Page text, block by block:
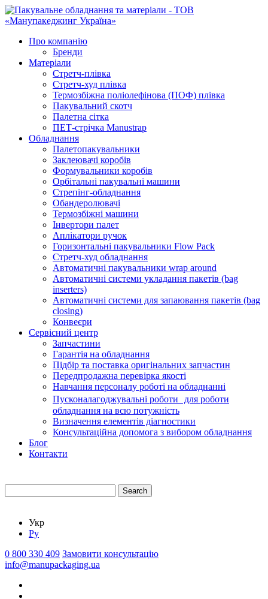
Про компанію
Бренди
Матеріали
Стретч-плівка
Стретч-худ плівка
Термозбіжна поліолефінова (ПОФ) плівка
Пакувальний скотч
Палетна сітка
ПЕТ-стрічка Manustrap
Обладнання
Палетопакувальники
Заклеювачі коробів
Формувальники коробів
Орбітальні пакувальні машини
Стрепінг-обладнання
Обандеролювачі
Термозбіжні машини
Інвертори палет
Аплікатори ручок
Горизонтальні пакувальники Flow Pack
Стретч-худ обладнання
Автоматичні пакувальники wrap around
Автоматичні системи укладання пакетів (bag
inserters)
Автоматичні системи для запаювання пакетів (bag
closing)
Конвеєри
Сервісний центр
Запчастини
Гарантія на обладнання
Підбір та поставка оригінальних запчастин
Передпродажна перевірка якості
Навчання персоналу роботі на обладнанні
Пусконалагоджувальні роботи для роботи
обладнання на всю потужність
Визначення елементів діагностики
Консультаційна допомога з вибором обладнання
Блог
Контакти
Search
Укр
Ру
0 800 330 409 Замовити консультацію
info@manupackaging.ua